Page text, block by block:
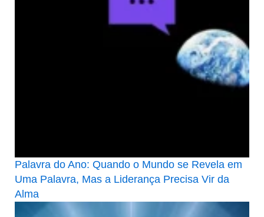
Palavra do Ano: Quando o Mundo se Revela em
Uma Palavra, Mas a Liderança Precisa Vir da
Alma